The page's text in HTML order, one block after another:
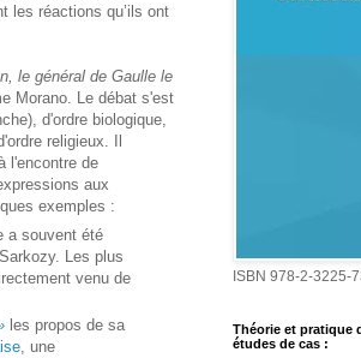
les réactions qu’ils ont
le général de Gaulle le
Morano. Le débat s'est
d'ordre biologique,
religieux. Il
l'encontre de
aux
exemples :
a souvent été
Les plus
venu de
les propos de sa
, une
ISBN 978-2-3225-
Théorie et pratique
études de cas :